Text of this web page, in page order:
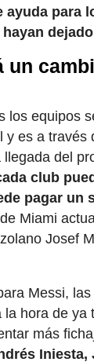
para
un
los equipos
es a través
del
club
pagar un
Miami
Josef
Messi,
hora de
más